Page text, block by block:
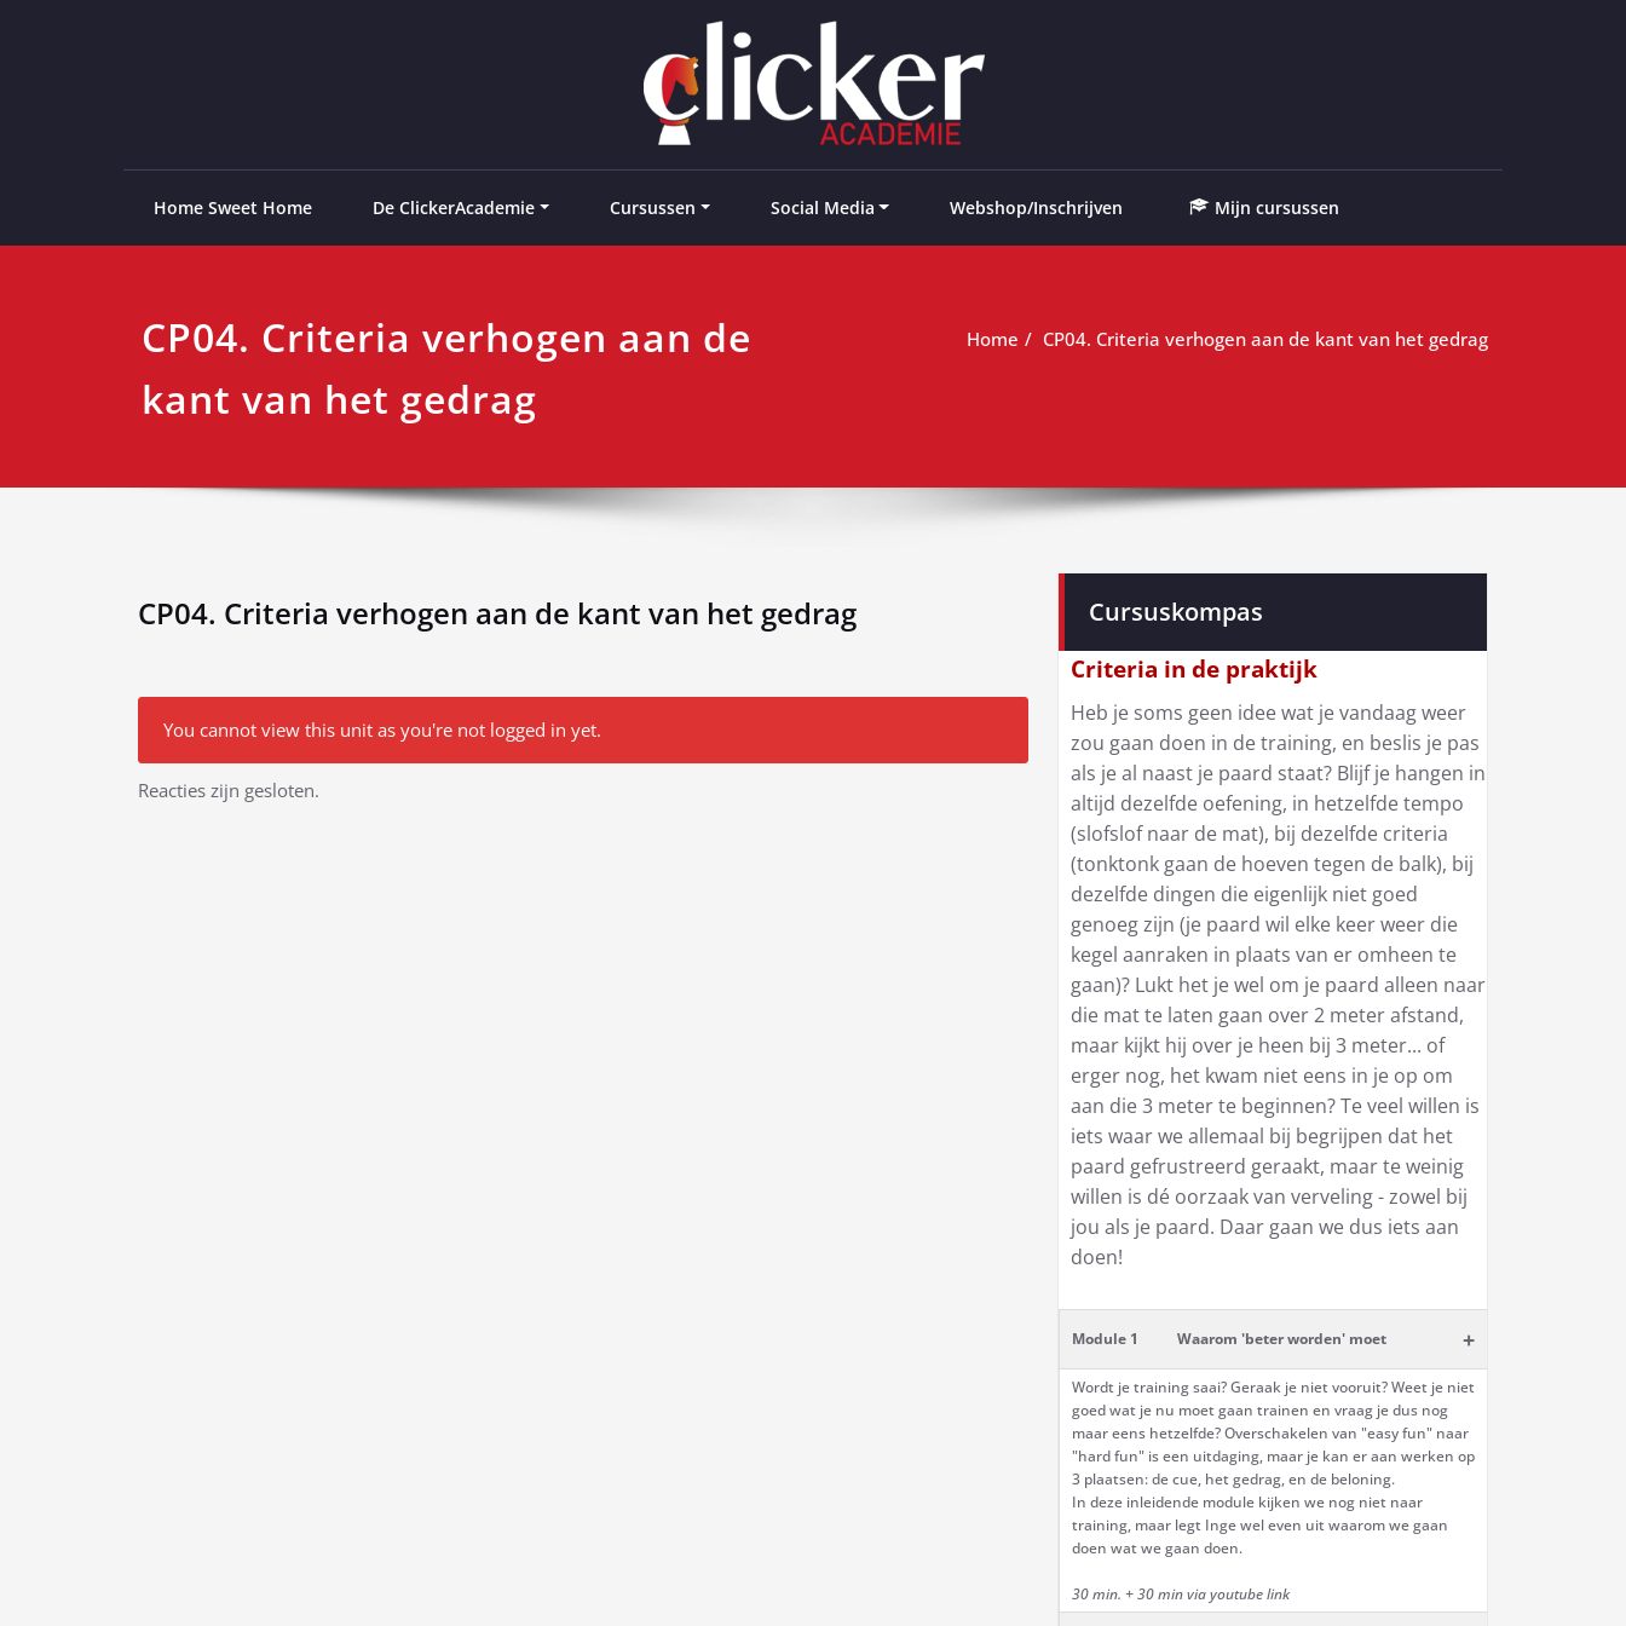
Home Sweet Home De ClickerAcademie Cursussen Social Media Webshop/Inschrijven Mijn cursussen
CP04. Criteria verhogen aan de
kant van het gedrag
Home CP04. Criteria verhogen aan de kant van het gedrag
CP04. Criteria verhogen aan de kant van het gedrag
You cannot view this unit as you're not logged in yet.
Bericht
Reacties zijn gesloten.
Cursuskompas
Criteria in de praktijk
Heb je soms geen idee wat je vandaag weer
zou gaan doen in de training, en beslis je pas
als je al naast je paard staat? Blijf je hangen in
altijd dezelfde oefening, in hetzelfde tempo
(slofslof naar de mat), bij dezelfde criteria
(tonktonk gaan de hoeven tegen de balk), bij
dezelfde dingen die eigenlijk niet goed
genoeg zijn (je paard wil elke keer weer die
kegel aanraken in plaats van er omheen te
gaan)? Lukt het je wel om je paard alleen naar
die mat te laten gaan over 2 meter afstand,
maar kijkt hij over je heen bij 3 meter... of
erger nog, het kwam niet eens in je op om
aan die 3 meter te beginnen? Te veel willen is
iets waar we allemaal bij begrijpen dat het
paard gefrustreerd geraakt, maar te weinig
willen is dé oorzaak van verveling - zowel bij
jou als je paard. Daar gaan we dus iets aan
doen!
Module 1 Waarom 'beter worden' moet +
Wordt je training saai? Geraak je niet vooruit? Weet je niet
goed wat je nu moet gaan trainen en vraag je dus nog
maar eens hetzelfde? Overschakelen van "easy fun" naar
"hard fun" is een uitdaging, maar je kan er aan werken op
3 plaatsen: de cue, het gedrag, en de beloning.
In deze inleidende module kijken we nog niet naar
training, maar legt Inge wel even uit waarom we gaan
doen wat we gaan doen.
30 min. + 30 min via youtube link